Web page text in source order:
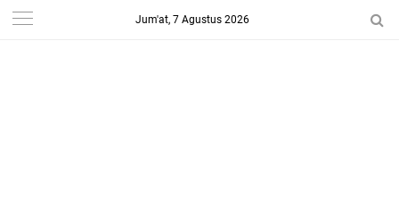
Jum'at, 7 Agustus 2026